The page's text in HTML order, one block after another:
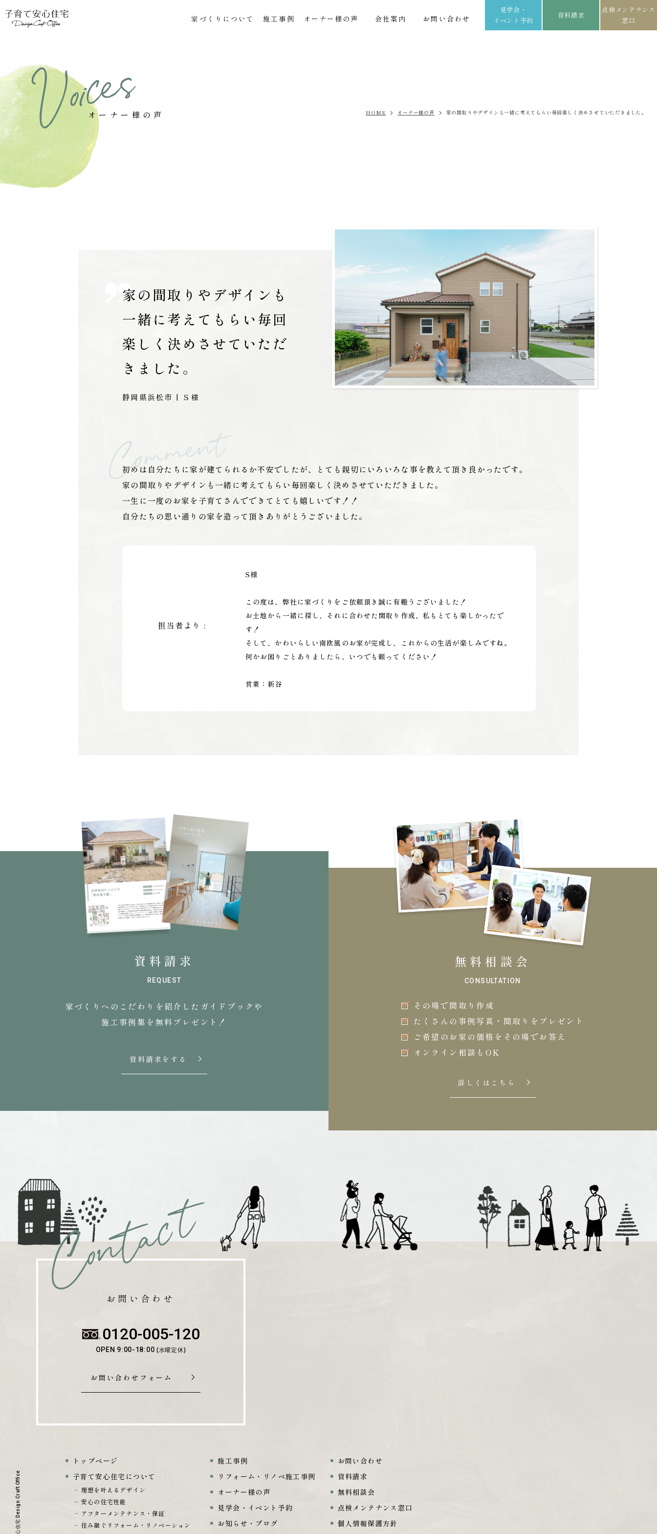
家づくりについて 施工事例 オーナー様の声 会社案内 お問い合わせ
見学会・
イベント予約
資料請求
点検メンテナンス
窓口
オーナー様の声 HOME オーナー様の声 家の間取りやデザインも一緒に考えてもらい毎回楽しく決めさせていただきました。
家の間取りやデザインも
一緒に考えてもらい毎回
楽しく決めさせていただ
きました。
静岡県浜松市 | Ｓ様
初めは自分たちに家が建てられるか不安でしたが、とても親切にいろいろな事を教えて頂き良かったです。
家の間取りやデザインも一緒に考えてもらい毎回楽しく決めさせていただきました。
一生に一度のお家を子育てさんでできてとても嬉しいです！！
自分たちの思い通りの家を造って頂きありがとうございました。
担当者より :
S様
この度は、弊社に家づくりをご依頼頂き誠に有難うございました！
お土地から一緒に探し、それに合わせた間取り作成、私もとても楽しかったで
す！
そして、かわいらしい南欧風のお家が完成し、これからの生活が楽しみですね。
何かお困りごとありましたら、いつでも頼ってください！
営業：新谷
資料請求
REQUEST
家づくりへのこだわりを 紹介したガイドブックや
施工事例集を無料プレゼント！
資料請求をする
無料相談会
CONSULTATION
その場で間取り作成
たくさんの事例写真・間取りをプレゼント
ご希望のお家の価格をその場でお答え
オンライン相談もOK
詳しくはこちら
お問い合わせ
0120-005-120
OPEN 9:00-18:00 (水曜定休)
お問い合わせフォーム
トップページ
子育て安心住宅について
理想を叶えるデザイン
安心の住宅性能
アフターメンテナンス・保証
住み継ぐリフォーム・リノベーション
施工事例
リフォーム・リノベ施工事例
オーナー様の声
見学会・イベント予約
お知らせ・ブログ
お問い合わせ
資料請求
無料相談会
点検メンテナンス窓口
個人情報保護方針